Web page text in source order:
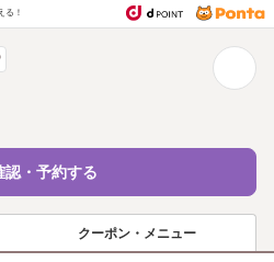
る！
認・予約する
クーポン・メニュー